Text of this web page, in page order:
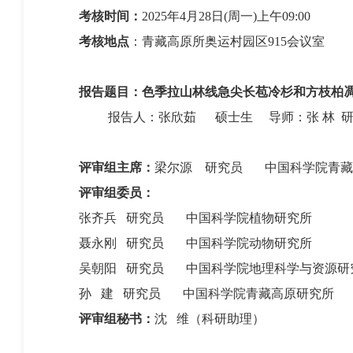
考核时间： 2025年4月28日(周一)上午09:00
考核地点 ：青藏高原所奥运村园区915会议室
报告题目： 色季拉山林线急尖长苞冷杉和方枝柏
报告人：张欣茹 硕士生 导师：张 林
评审组主席： 梁尔源 研究员 中国科学院青藏
评审组委员：
张齐兵 研究员 中国科学院植物研究所
聂永刚 研究员 中国科学院动物研究所
吴朝阳 研究员 中国科学院地理科学与资源研
孙 建 研究员 中国科学院青藏高原研究所
评审组秘书： 沈 维（科研助理）